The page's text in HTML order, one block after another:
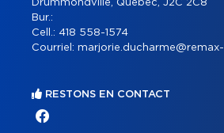
Drummondville, Québec, J2C 2C8
Bur.:
Cell.: 418 558-1574
Courriel:
RESTONS EN CONTACT